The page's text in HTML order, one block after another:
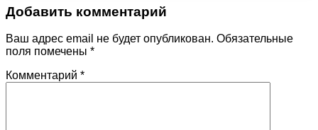
Добавить комментарий
Ваш адрес email не будет опубликован. Обязательные
поля помечены *
Комментарий *